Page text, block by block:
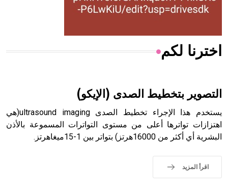
أجود أنواعه، ويمتاز بكبر الحجم ويسمى الش
هل تعلم أن الأبسيد كلمة فرنسية اللفظ تم اعتمادها مصطلحاً
- هل تعلم أن أبجر Abgar اسم معروف جيداً يعود إلى عدد من
التاسع، وهم ينتسبون إلى أسرة أوسروين
اخترنا لكم
التصوير بتخطيط الصدى (الإيكو)
يستخدم هذا الإجراء تخطيط الصدى ultrasound imaging(هي
اهتزازات تواترها أعلى من مستوى التواترات المسموعة بالأذن
البشرية أي أكثر من 16000هرتز) بتواتر بين 1-15ميغاهرتز.
اقرأ المزيد